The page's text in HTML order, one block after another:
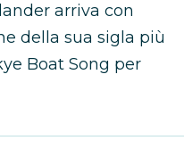
arriva con
della sua sigla più
Boat Song per